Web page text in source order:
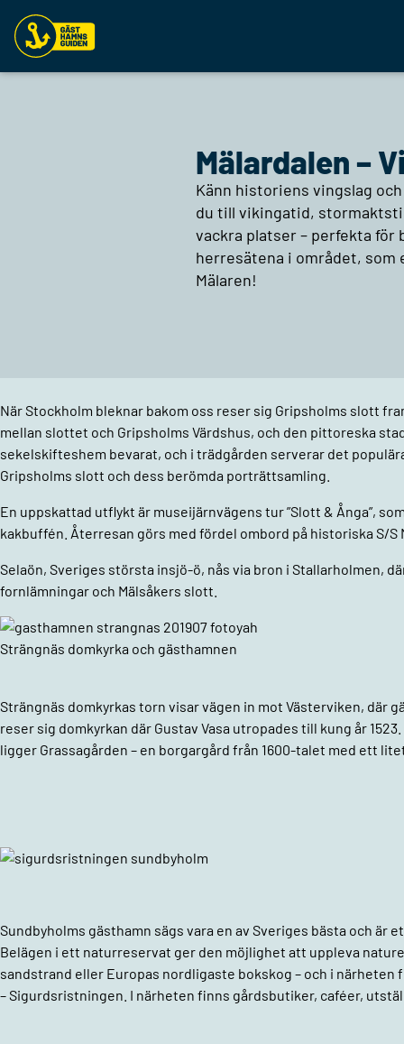
Mälardalen –
Känn historiens vingslag
du till vikingatid,
vackra platser – perfekta
herresätena i området,
Mälaren!
När Stockholm bleknar bakom oss reser sig Gripsholms slott
mellan slottet och Gripsholms Värdshus, och den pittoreska
sekelskifteshem bevarat, och i trädgården serverar det
Gripsholms slott och dess berömda porträttsamling.
En uppskattad utflykt är museijärnvägens tur ”Slott & Ånga”,
kakbuffén. Återresan görs med fördel ombord på historiska S/S
Selaön, Sveriges största insjö-ö, nås via bron i Stallarholmen,
fornlämningar och Mälsåkers slott.
Strängnäs domkyrka och gästhamnen
Strängnäs domkyrkas torn visar vägen in mot Västerviken, där
reser sig domkyrkan där Gustav Vasa utropades till kung år
ligger Grassagården – en borgargård från 1600-talet med ett
Sundbyholms gästhamn sägs vara en av Sveriges bästa och
Belägen i ett naturreservat ger den möjlighet att uppleva
sandstrand eller Europas nordligaste bokskog – och i
– Sigurdsristningen. I närheten finns gårdsbutiker, caféer,